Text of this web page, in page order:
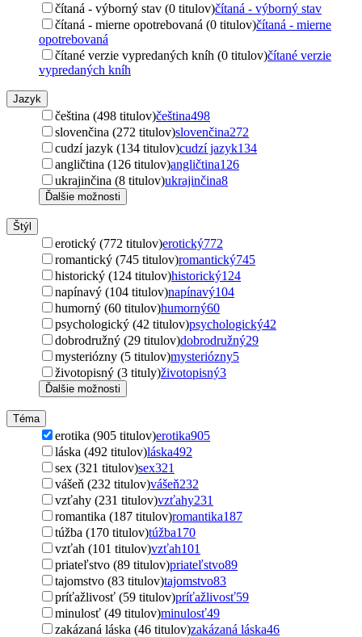
čítaná - výborný stav (0 titulov)čítaná - výborný stav
čítaná - mierne opotrebovaná (0 titulov)čítaná - mierne
opotrebovaná
čítané verzie vypredaných kníh (0 titulov)čítané verzie
vypredaných kníh
Jazyk
čeština (498 titulov)čeština498
slovenčina (272 titulov)slovenčina272
cudzí jazyk (134 titulov)cudzí jazyk134
angličtina (126 titulov)angličtina126
ukrajinčina (8 titulov)ukrajinčina8
Ďalšie možnosti
Štýl
erotický (772 titulov)erotický772
romantický (745 titulov)romantický745
historický (124 titulov)historický124
napínavý (104 titulov)napínavý104
humorný (60 titulov)humorný60
psychologický (42 titulov)psychologický42
dobrodružný (29 titulov)dobrodružný29
mysteriózny (5 titulov)mysteriózny5
životopisný (3 tituly)životopisný3
Ďalšie možnosti
Téma
erotika (905 titulov)erotika905
láska (492 titulov)láska492
sex (321 titulov)sex321
vášeň (232 titulov)vášeň232
vzťahy (231 titulov)vzťahy231
romantika (187 titulov)romantika187
túžba (170 titulov)túžba170
vzťah (101 titulov)vzťah101
priateľstvo (89 titulov)priateľstvo89
tajomstvo (83 titulov)tajomstvo83
príťažlivosť (59 titulov)príťažlivosť59
minulosť (49 titulov)minulosť49
zakázaná láska (46 titulov)zakázaná láska46